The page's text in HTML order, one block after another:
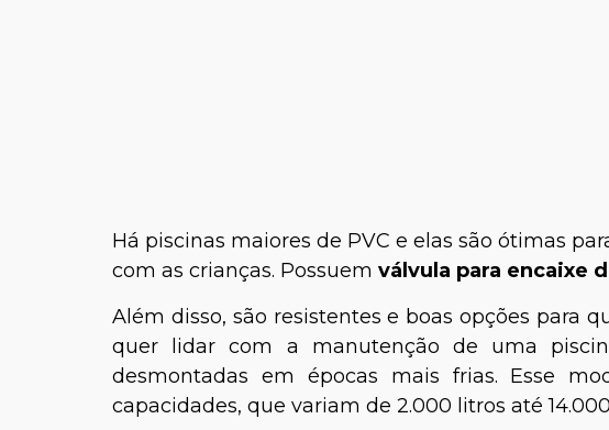
Há piscinas maiores de PVC e elas são ótimas
com as crianças. Possuem válvula para encaixe
Além disso, são resistentes e boas opções para
quer lidar com a manutenção de uma
desmontadas em épocas mais frias. Esse
capacidades, que variam de 2.000 litros até